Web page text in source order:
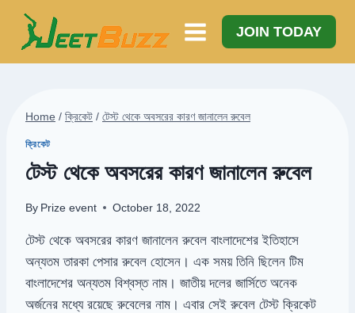
Skip
content
JOIN TODAY
Home / ক্রিকেট / টেস্ট থেকে অবসরের কারণ জানালেন রুবেল
ক্রিকেট
টেস্ট থেকে অবসরের কারণ জানালেন রুবেল
By Prize event October 18, 2022
টেস্ট থেকে অবসরের কারণ জানালেন রুবেল বাংলাদেশের ইতিহাসে
অন্যতম তারকা পেসার রুবেল হোসেন। এক সময় তিনি ছিলেন টিম
বাংলাদেশের অন্যতম বিশ্বস্ত নাম। জাতীয় দলের জার্সিতে অনেক
অর্জনের মধ্যে রয়েছে রুবেলের নাম। এবার সেই রুবেল টেস্ট ক্রিকেট